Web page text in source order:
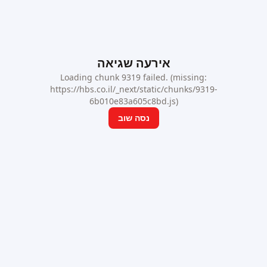
אירעה שגיאה
Loading chunk 9319 failed. (missing:
https://hbs.co.il/_next/static/chunks/9319-
6b010e83a605c8bd.js)